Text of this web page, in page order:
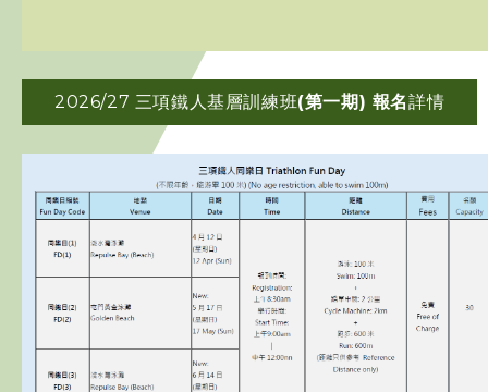
2026/27 三項鐵人基層訓練班(第一期) 報名詳情